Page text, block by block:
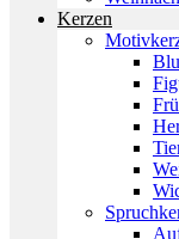
Kerzen